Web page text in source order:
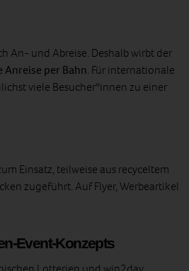
An- und Abreise. Deshalb wirbt der
per Bahn. Für internationale
viele Besucher*innen zu einer
Einsatz, teilweise aus recyceltem
zugeführt. Auf Flyer, Werbeartikel